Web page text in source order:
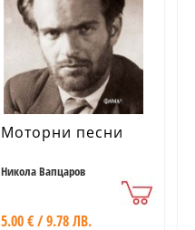
Моторни песни
Никола Вапцаров
5.00 € / 9.78 ЛВ.